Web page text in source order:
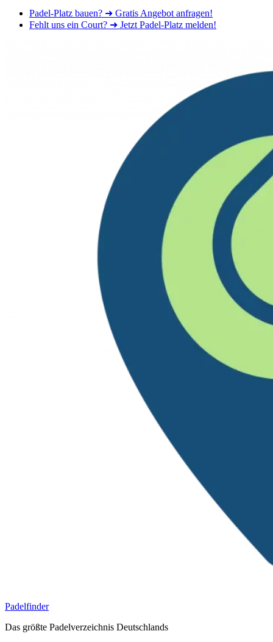
Padel-Platz bauen? ➜ Gratis Angebot anfragen!
Fehlt uns ein Court? ➜ Jetzt Padel-Platz melden!
Padelfinder
Das größte Padelverzeichnis Deutschlands